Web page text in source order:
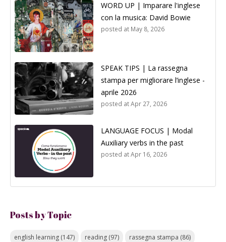
WORD UP | Imparare l'inglese
con la musica: David Bowie
posted at May 8, 2026
SPEAK TIPS | La rassegna
stampa per migliorare l’inglese -
aprile 2026
posted atApr 27, 2026
LANGUAGE FOCUS | Modal
Auxiliary verbs in the past
posted atApr 16, 2026
Posts by Topic
english learning (147) reading (97) rassegna stampa (86)